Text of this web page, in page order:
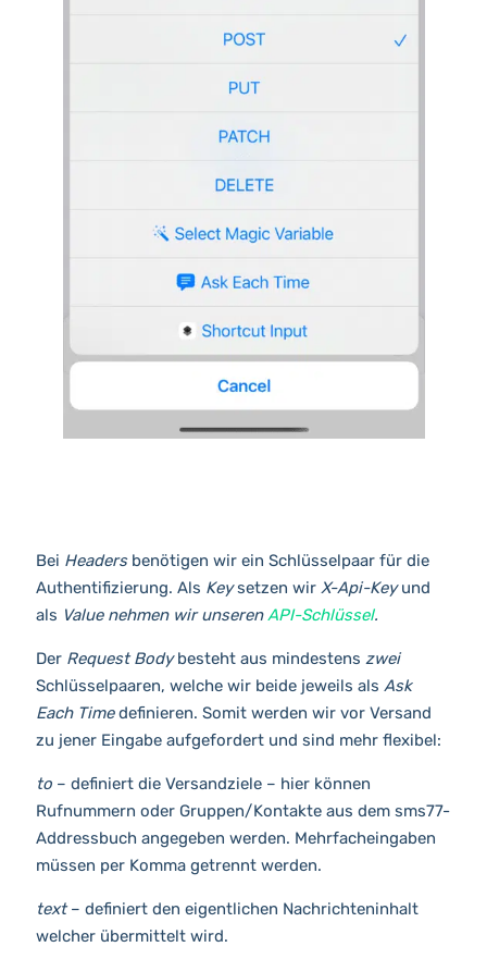
Bei Headers benötigen wir ein Schlüsselpaar für die
Authentifizierung. Als Keysetzen wir X-Api-Keyund
als Value nehmen wir unserenAPI-Schlüssel.
Der Request Bodybesteht aus mindestens zwei
Schlüsselpaaren, welche wir beide jeweils als Ask
Each Timedefinieren. Somit werden wir vor Versand
zu jener Eingabe aufgefordert und sind mehr flexibel:
to – definiert die Versandziele – hier können
Rufnummern oder Gruppen/Kontakte aus dem sms77-
Addressbuch angegeben werden. Mehrfacheingaben
müssen per Komma getrennt werden.
text– definiert den eigentlichen Nachrichteninhalt
welcher übermittelt wird.